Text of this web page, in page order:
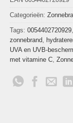
Categorieën:
Tags: 0054402720929
zonnebrand
UVA en UVB-
met vitamine C